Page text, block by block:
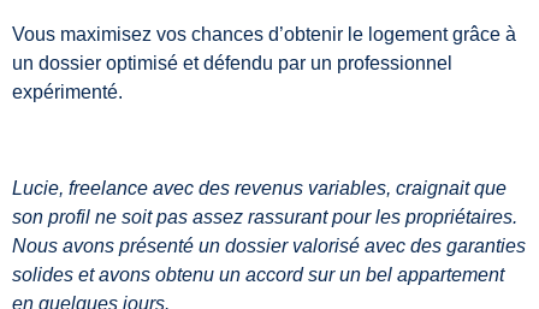
Vous maximisez vos chances d’obtenir le logement grâce à
un dossier optimisé et défendu par un professionnel
expérimenté.
Lucie, freelance avec des revenus variables, craignait que
son profil ne soit pas assez rassurant pour les propriétaires.
Nous avons présenté un dossier valorisé avec des garanties
solides et avons obtenu un accord sur un bel appartement
en quelques jours.